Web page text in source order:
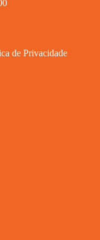
de Privacidade